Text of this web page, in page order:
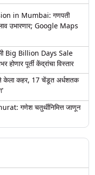
in Mumbai: गणपती
उभारणार; Google Maps
Big Billion Days Sale
होणार पूर्ती केंद्रांचा विस्तार
केला कहर, 17 चेंडूत अर्धशतक
गणेश चतुर्थीनिमित्त जाणून